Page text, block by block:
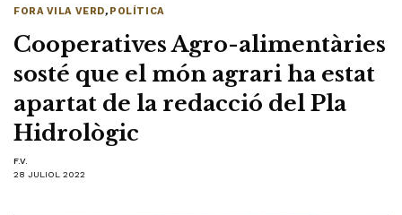
FORA VILA VERD, POLÍTICA
Cooperatives Agro-alimentàries
sosté que el món agrari ha estat
apartat de la redacció del Pla
Hidrològic
F.V.
28 JULIOL 2022